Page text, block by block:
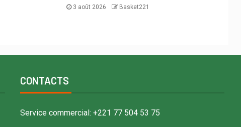
3 août 2026 Basket221
CONTACTS
Service commercial: +221 77 504 53 75